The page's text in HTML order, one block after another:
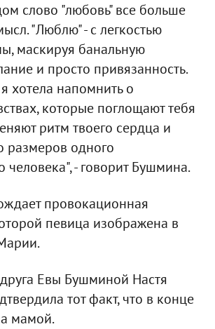
слово "любовь" все больше
"Люблю" - с легкостью
маскируя банальную
и просто привязанность.
хотела напомнить о
которые поглощают тебя
ритм твоего сердца и
размеров одного
человека", - говорит Бушмина.
провокационная
певица изображена в
Евы Бушминой Настя
тот факт, что в конце
мамой.